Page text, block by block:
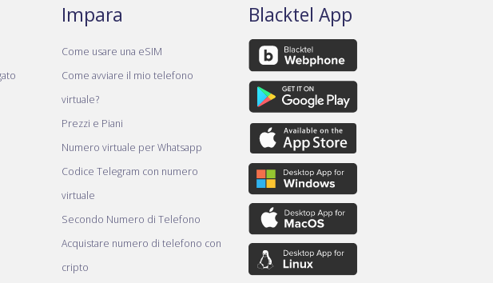
Impara
Come usare una eSIM
Come avviare il mio telefono
virtuale?
Prezzi e Piani
Numero virtuale per Whatsapp
Codice Telegram con numero
virtuale
Secondo Numero di Telefono
Acquistare numero di telefono con
cripto
Blacktel App